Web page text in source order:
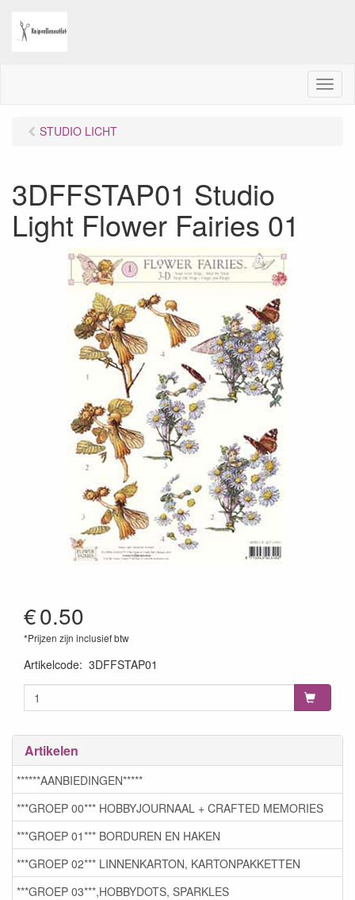
M
e
STUDIO LICHT
3DFFSTAP01 Studio
Light Flower Fairies 01
€0.50
*Prijzen zijn inclusief btw
Artikelcode: 3DFFSTAP01
Artikelen
******AANBIEDINGEN*****
***GROEP 00*** HOBBYJOURNAAL + CRAFTED MEMORIES
***GROEP 01*** BORDUREN EN HAKEN
***GROEP 02*** LINNENKARTON, KARTONPAKKETTEN
***GROEP 03***,HOBBYDOTS, SPARKLES